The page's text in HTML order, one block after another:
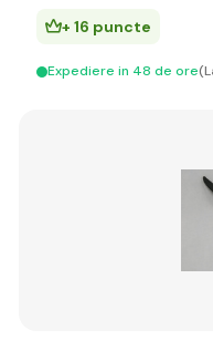
+ 16 puncte
Expediere in 48 de ore